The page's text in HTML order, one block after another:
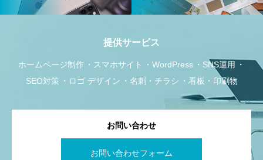
提供サービス
ホームページ制作 スマホサイト WordPress
SNS運用
SEO対策
ロゴ デザイン 名刺・チラシ 看板・印刷物
お問い合わせ
お問い合わせフォーム